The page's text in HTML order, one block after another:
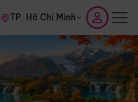
TP. Hồ Chí Minh